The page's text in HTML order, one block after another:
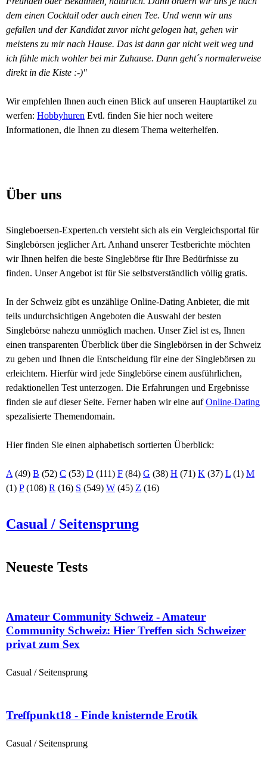
dem einen Cocktail oder auch einen Tee. Und wenn wir uns
gefallen und der Kandidat zuvor nicht gelogen hat, gehen wir
meistens zu mir nach Hause. Das ist dann gar nicht weit weg und
ich fühle mich wohler bei mir Zuhause. Dann geht´s normalerweise
direkt in die Kiste :-)"
Wir empfehlen Ihnen auch einen Blick auf unseren Hauptartikel zu
werfen: Hobbyhuren Evtl. finden Sie hier noch weitere
Informationen, die Ihnen zu diesem Thema weiterhelfen.
Über uns
Singleboersen-Experten.ch versteht sich als ein Vergleichsportal für
Singlebörsen jeglicher Art. Anhand unserer Testberichte möchten
wir Ihnen helfen die beste Singlebörse für Ihre Bedürfnisse zu
finden. Unser Angebot ist für Sie selbstverständlich völlig gratis.
In der Schweiz gibt es unzählige Online-Dating Anbieter, die mit
teils undurchsichtigen Angeboten die Auswahl der besten
Singlebörse nahezu unmöglich machen. Unser Ziel ist es, Ihnen
einen transparenten Überblick über die Singlebörsen in der Schweiz
zu geben und Ihnen die Entscheidung für eine der Singlebörsen zu
erleichtern. Hierfür wird jede Singlebörse einem ausführlichen,
redaktionellen Test unterzogen. Die Erfahrungen und Ergebnisse
finden sie auf dieser Seite. Ferner haben wir eine aufOnline-Dating
spezalisierte Themendomain.
Hier finden Sie einen alphabetisch sortierten Überblick:
A (49) B (52) C (53) D (111) F (84) G (38) H (71) K (37) L (1) M
(1) P(108) R (16) S (549) W (45) Z (16)
Casual / Seitensprung
Neueste Tests
Amateur Community Schweiz - Amateur
Community Schweiz: Hier Treffen sich Schweizer
privat zum Sex
Casual / Seitensprung
Treffpunkt18 - Finde knisternde Erotik
Casual / Seitensprung